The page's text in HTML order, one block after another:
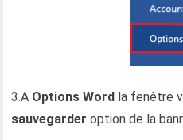
3.A Options Word la fenêtre
sauvegarderoption de la